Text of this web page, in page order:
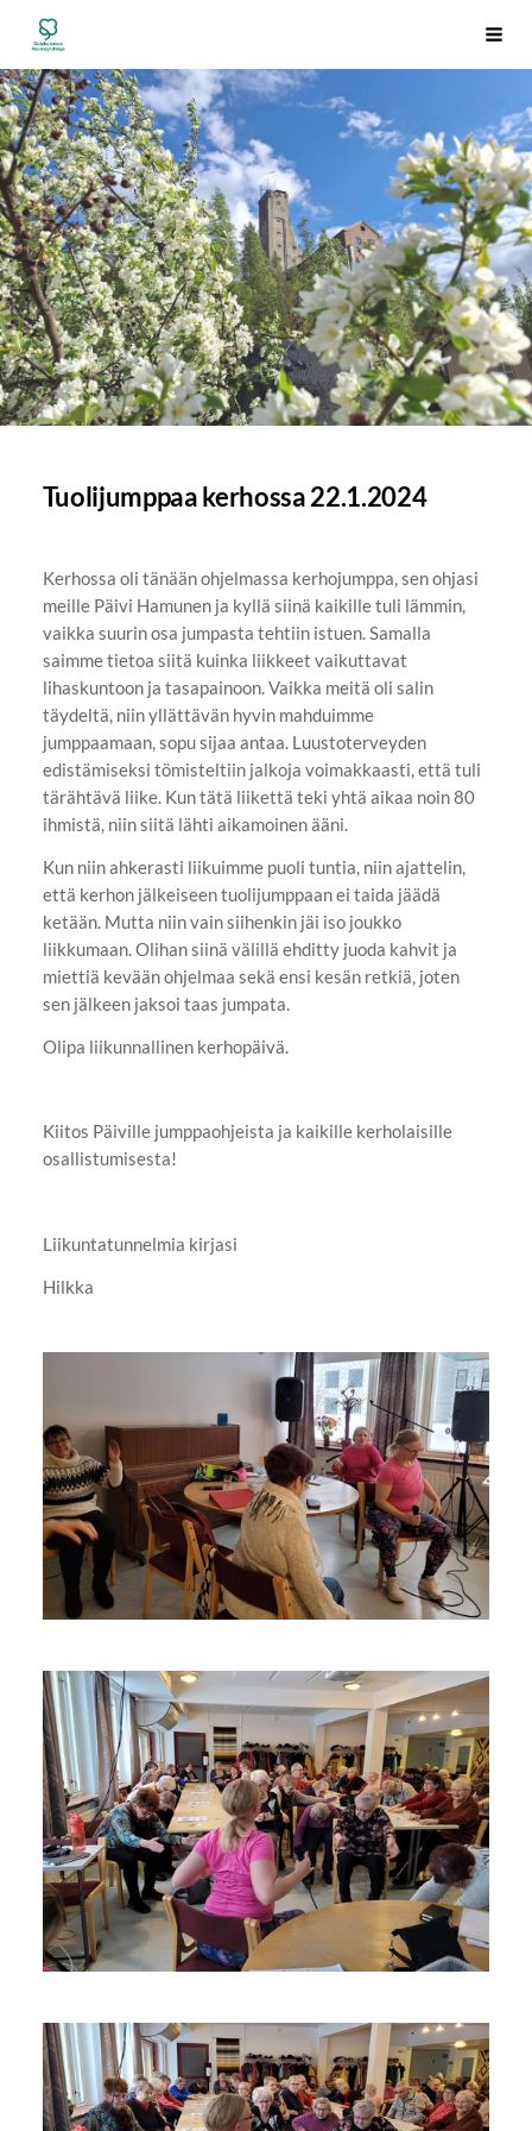
Siirry
sivun
sisältöön
Outokummun Reumayhdistys ry
Tuolijumppaa kerhossa 22.1.2024
Kerhossa oli tänään ohjelmassa kerhojumppa, sen ohjasi
meille Päivi Hamunen ja kyllä siinä kaikille tuli lämmin,
vaikka suurin osa jumpasta tehtiin istuen. Samalla
saimme tietoa siitä kuinka liikkeet vaikuttavat
lihaskuntoon ja tasapainoon. Vaikka meitä oli salin
täydeltä, niin yllättävän hyvin mahduimme
jumppaamaan, sopu sijaa antaa. Luustoterveyden
edistämiseksi tömisteltiin jalkoja voimakkaasti, että tuli
tärähtävä liike. Kun tätä liikettä teki yhtä aikaa noin 80
ihmistä, niin siitä lähti aikamoinen ääni.
Kun niin ahkerasti liikuimme puoli tuntia, niin ajattelin,
että kerhon jälkeiseen tuolijumppaan ei taida jäädä
ketään. Mutta niin vain siihenkin jäi iso joukko
liikkumaan. Olihan siinä välillä ehditty juoda kahvit ja
miettiä kevään ohjelmaa sekä ensi kesän retkiä, joten
sen jälkeen jaksoi taas jumpata.
Olipa liikunnallinen kerhopäivä.
Kiitos Päiville jumppaohjeista ja kaikille kerholaisille
osallistumisesta!
Liikuntatunnelmia kirjasi
Hilkka